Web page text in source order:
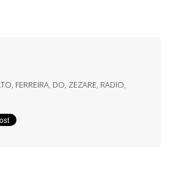
, FERREIRA, DO, ZEZARE, RADIO,